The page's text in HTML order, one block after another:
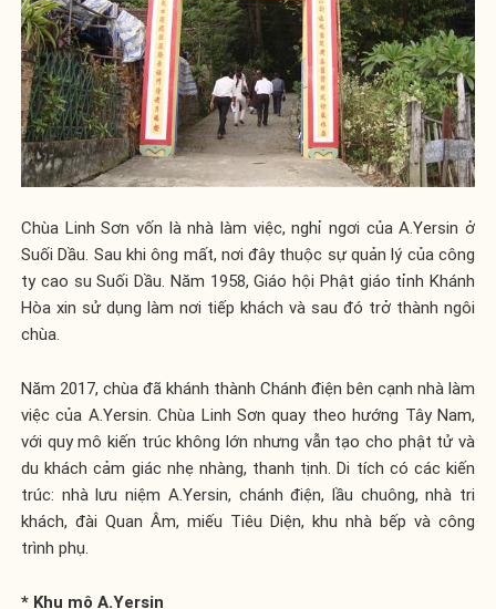
Chùa Linh Sơn vốn là nhà làm việc, nghỉ ngơi của A.Yersin ở
Suối Dầu. Sau khi ông mất, nơi đây thuộc sự quản lý của công
ty cao su Suối Dầu. Năm 1958, Giáo hội Phật giáo tỉnh Khánh
Hòa xin sử dụng làm nơi tiếp khách và sau đó trở thành ngôi
chùa.
Năm 2017, chùa đã khánh thành Chánh điện bên cạnh nhà làm
việc của A.Yersin. Chùa Linh Sơn quay theo hướng Tây Nam,
với quy mô kiến trúc không lớn nhưng vẫn tạo cho phật tử và
du khách cảm giác nhẹ nhàng, thanh tịnh. Di tích có các kiến
trúc: nhà lưu niệm A.Yersin, chánh điện, lầu chuông, nhà tri
khách, đài Quan Âm, miếu Tiêu Diện, khu nhà bếp và công
trình phụ.
* Khu mộ A.Yersin